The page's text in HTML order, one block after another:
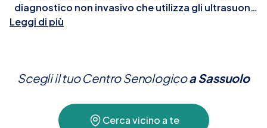
diagnostico non invasivo che utilizza gli ultrasuoni
per esaminare entrambe le mammelle. Questo
alla mammografia, soprattutto in donne con
comporta l'uso di radiazioni e non richiede
preparazioni particolari, rendendola una scelta
Leggi di più
Scegli il tuo Centro SenologicoaSassuolo
Cerca vicino a te